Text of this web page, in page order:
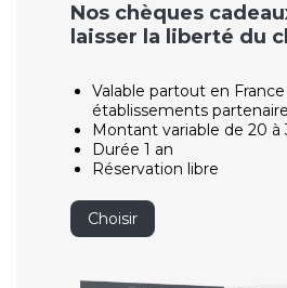
Nos chèques
laisser la liberté du
Valable partout en
établissements
Montant variable de 20
Durée 1 an
Réservation libre
Choisir